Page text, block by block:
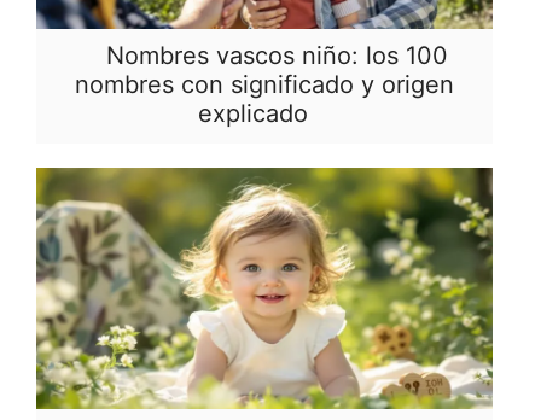
Nombres vascos niño: los 100
nombres con significado y origen
explicado